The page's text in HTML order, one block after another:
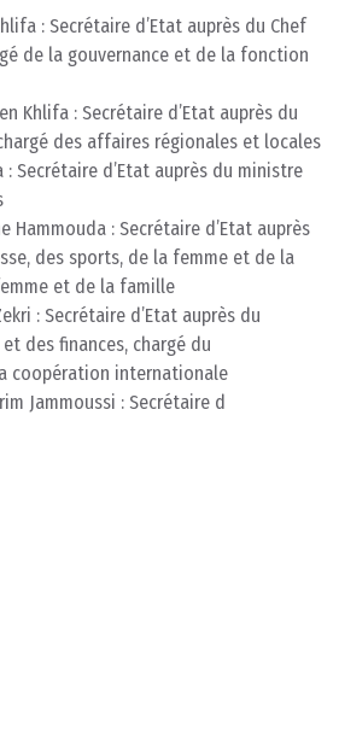
: Secrétaire d’Etat auprès du Chef
de la gouvernance et de la fonction
Khlifa : Secrétaire d’Etat auprès du
des affaires régionales et locales
: Secrétaire d’Etat auprès du ministre
Hammouda : Secrétaire d’Etat auprès
des sports, de la femme et de la
et de la famille
: Secrétaire d’Etat auprès du
des finances, chargé du
coopération internationale
Jammoussi : Secrétaire d